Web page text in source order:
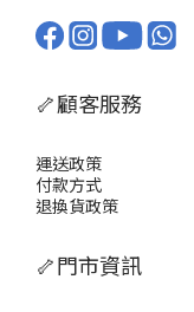
🦴顧客服務
運送政策
付款方式
退換貨政策
🦴門市資訊